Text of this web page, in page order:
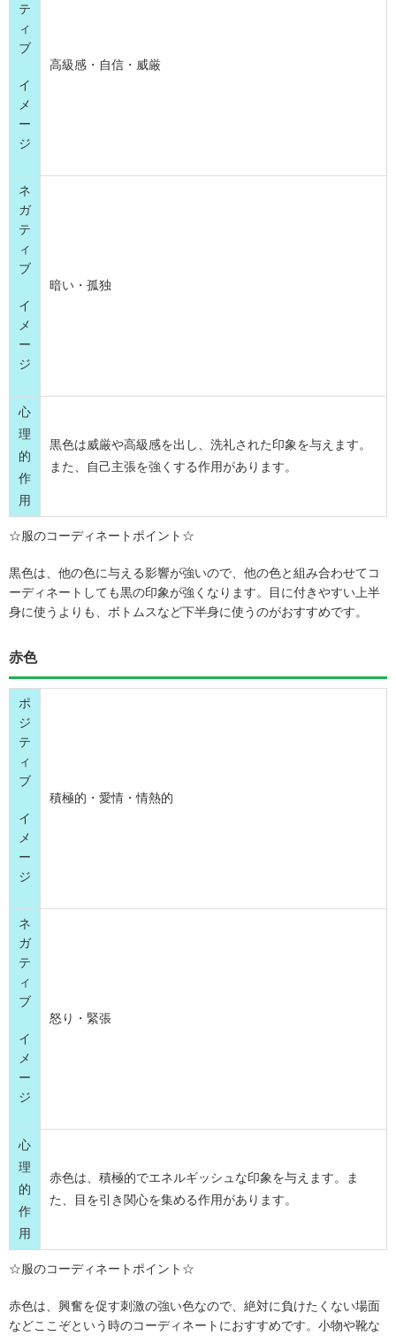
テ
ィ
ブ
イ
メ
ー
ジ
高級感・自信・威厳
ネ
ガ
テ
ィ
ブ
イ
メ
ー
ジ
暗い・孤独
心
理
的
作
用
黒色は威厳や高級感を出し、洗礼された印象を与えます。
また、自己主張を強くする作用があります。
☆服のコーディネートポイント☆
黒色は、他の色に与える影響が強いので、他の色と組み合わせてコ
ーディネートしても黒の印象が強くなります。目に付きやすい上半
身に使うよりも、ボトムスなど下半身に使うのがおすすめです。
赤色
ポ
ジ
テ
ィ
ブ
イ
メ
ー
ジ
積極的・愛情・情熱的
ネ
ガ
テ
ィ
ブ
イ
メ
ー
ジ
怒り・緊張
心
理
的
作
用
赤色は、積極的でエネルギッシュな印象を与えます。ま
た、目を引き関心を集める作用があります。
☆服のコーディネートポイント☆
赤色は、興奮を促す刺激の強い色なので、絶対に負けたくない場面
などここぞという時のコーディネートにおすすめです。小物や靴な